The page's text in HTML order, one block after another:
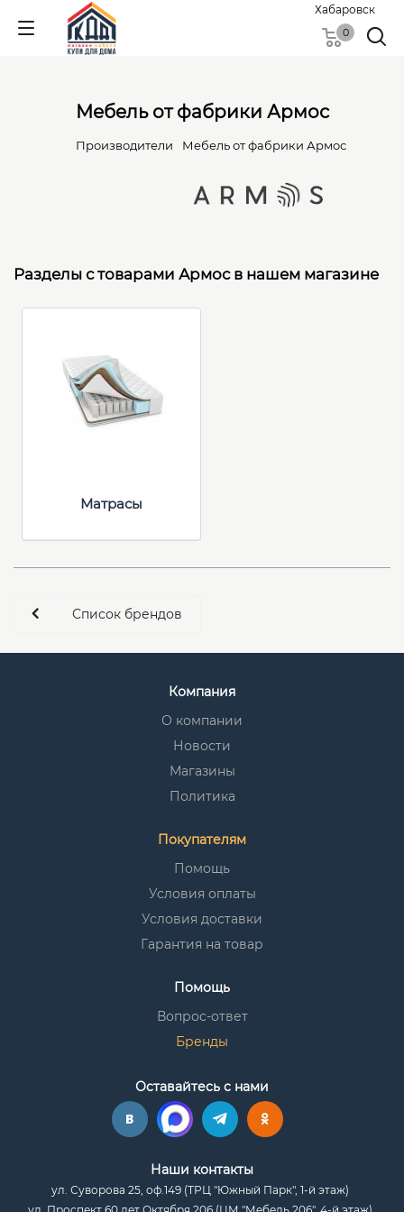
Хабаровск
0
Мебель от фабрики Армос
Производители Мебель от фабрики Армос
Разделы с товарами Армос в нашем магазине
Матрасы
Список брендов
Компания
О компании
Новости
Магазины
Политика
Покупателям
Помощь
Условия оплаты
Условия доставки
Гарантия на товар
Помощь
Вопрос-ответ
Бренды
Оставайтесь с нами
Наши контакты
ул. Суворова 25, оф.149 (ТРЦ "Южный Парк", 1-й этаж)